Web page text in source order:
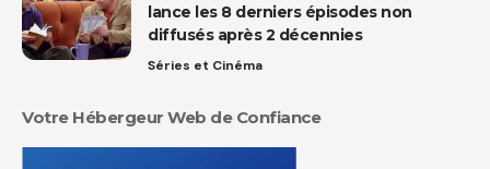
lance les 8 derniers épisodes non
diffusés après 2 décennies
Séries et Cinéma
Votre Hébergeur Web de Confiance